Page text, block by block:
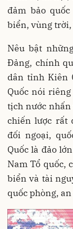
đảm bảo
biển, vùng trời,
Nêu bật
Đảng, chính
dân tỉnh Kiên
Quốc nói
tịch nước
chiến lược rất
đối ngoại,
Quốc là đảo
Nam Tổ quốc,
biển và tài
quốc phòng,